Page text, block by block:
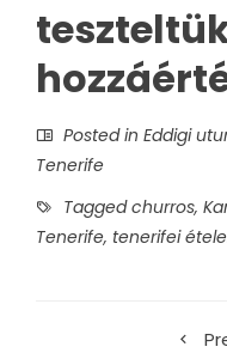
Posted in Eddigi
Tenerife
Taggedchurros,
Tenerife, tenerifei